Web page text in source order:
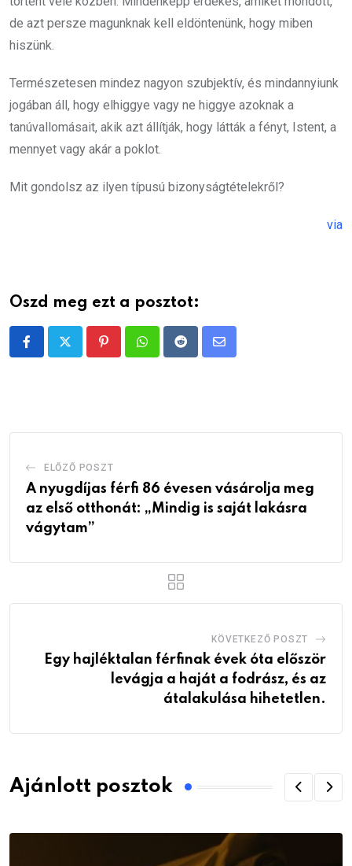
de azt persze magunknak kell eldöntenünk, hogy miben
hiszünk.
Természetesen mindez nagyon szubjektív, és mindannyiunk
jogában áll, hogy elhiggye vagy ne higgye azoknak a
tanúvallomásait, akik azt állítják, hogy látták a fényt, Istent, a
mennyet vagy akár a poklot.
Mit gondolsz az ilyen típusú bizonyságtételekről?
via
Oszd meg ezt a posztot:
PinterestWhatsappRedditShare
ELŐZŐ POSZT
A nyugdíjas férfi 86 évesen vásárolja meg
az első otthonát: „Mindig is saját lakásra
vágytam”
KÖVETKEZŐ POSZT
Egy hajléktalan férfinak évek óta először
levágja a haját a fodrász, és az
átalakulása hihetetlen.
Ajánlott posztok